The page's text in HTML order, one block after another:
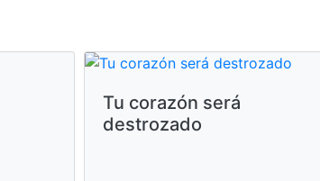
Tu corazón será
destrozado